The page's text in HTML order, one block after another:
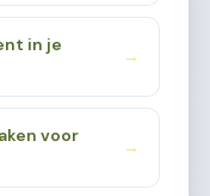
in je
→
voor
→